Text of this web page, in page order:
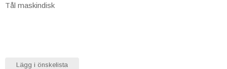
Tål maskindisk
Lägg i önskelista